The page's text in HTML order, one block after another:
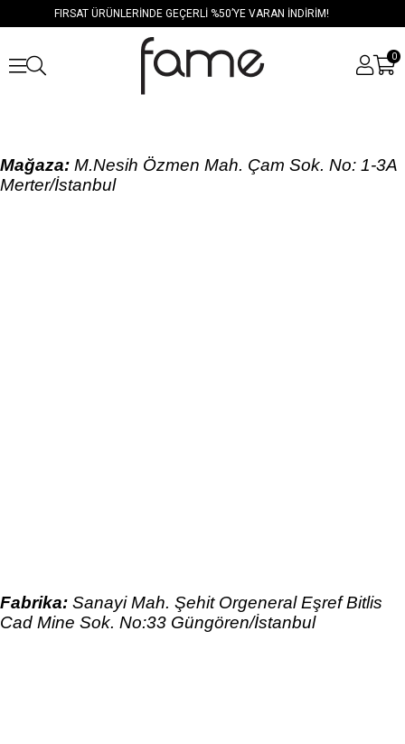
FIRSAT ÜRÜNLERİNDE GEÇERLİ %50’YE VARAN İNDİRİM!
0
Mağaza: M.Nesih Özmen Mah. Çam Sok. No: 1-3A
Merter/İstanbul
Fabrika: Sanayi Mah. Şehit Orgeneral Eşref Bitlis
Cad Mine Sok. No:33 Güngören/İstanbul